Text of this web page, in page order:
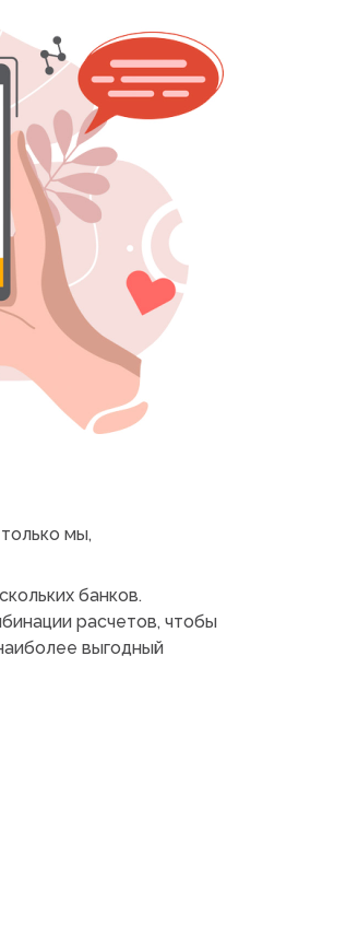
мы,
банков.
расчетов, чтобы
выгодный